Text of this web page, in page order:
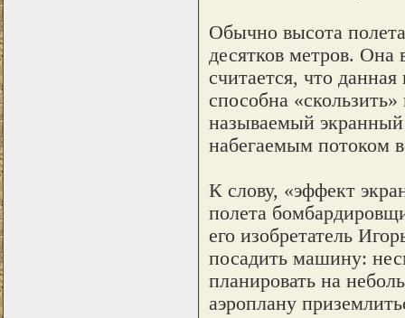
Обычно высота
десятков метров. Она
считается, что
способна
называемый экранный
набегаемым потоком
К слову, «эффект
полета
его изобретатель
посадить машину:
планировать на
аэроплану